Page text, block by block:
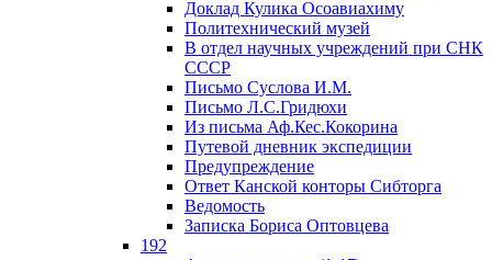
Доклад Кулика Осоавиахиму
Политехнический музей
В отдел научных учреждений при СНК
СССР
Письмо Суслова И.М.
Письмо Л.С.Гридюхи
Из письма Аф.Кес.Кокорина
Путевой дневник экспедиции
Предупреждение
Ответ Канской конторы Сибторга
Ведомость
Записка Бориса Оптовцева
192